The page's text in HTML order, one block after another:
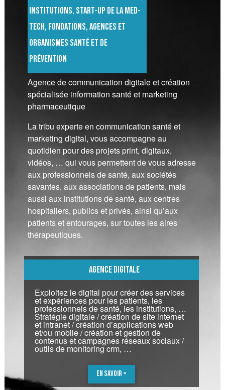
institutions, start-up de la Med-
tech, fondations, agences et
organismes santé et de
prévention
Agence de communication digitale et création
spécialisée information santé et marketing
pharmaceutique
La tribu experte en communication santé et
marketing digital, vous accompagne au
quotidien pour des projets print, digitaux,
vidéos, … qui vous permettent de vous adresse
aux professionnels de santé, aux sociétés
savantes, aux associations de patients, mais
aussi aux institutions de santé, aux centres
hospitaliers, publics et privés, ainsi qu’aux
patients et entourages, sur toutes les aires
thérapeutiques.
AGENCE DIGITALE
Exploitez le digital pour créer des services
et expériences pour les patients, les
professionnels de santé, les institutions, …
Stratégie digitale / création de site internet
et intranet / création d’applications web
et/ou mobile / création et gestion de
contenus et campagnes réseaux sociaux /
outils de monitoring crm, …
EN SAVOIR +